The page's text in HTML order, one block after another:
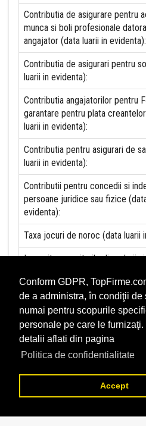
Conform GDPR,
de a administra, în condiţii de
numai pentru scopurile
personale pe care le
detalii aflati din pagina
Politica de confidentialitate
Accept
Contributia de asigurare pentru
munca si boli profesionale
angajator (data luarii in evidenta):
Contributia de asigurari pentru
luarii in evidenta):
Contributia angajatorilor pentru
garantare pentru plata
luarii in evidenta):
Contributia pentru asigurari de
luarii in evidenta):
Contributii pentru concedii si
persoane juridice sau fizice
evidenta):
Taxa jocuri de noroc (data luarii
Impozit pe veniturile din salarii
Impozit la titeiul si la gazele
productia interna (data luarii in
Redevente miniere/Venituri din
inchirieri (data luarii in evidenta):